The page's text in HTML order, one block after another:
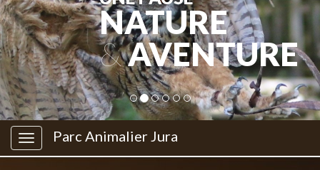
NATURE
&AVENTURE
Parc Animalier Jura